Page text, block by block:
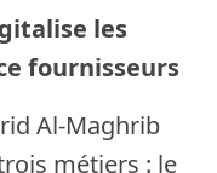
les
fournisseurs
Al-Maghrib
métiers : le